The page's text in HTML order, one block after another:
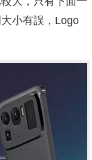
小有誤，Logo